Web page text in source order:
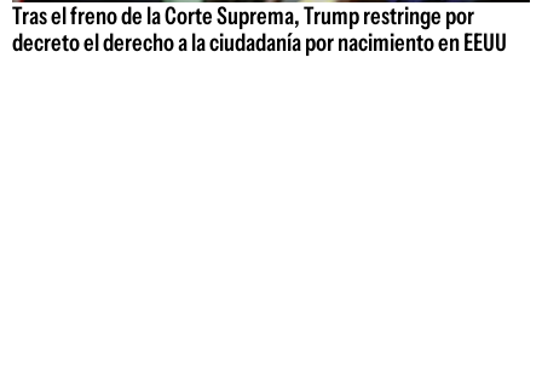
Tras el freno de la Corte Suprema, Trump restringe por
decreto el derecho a la ciudadanía por nacimiento en EEUU